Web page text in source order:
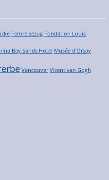
Fernreisezug Fondation Louis
Bay Sands Hotel Musée d'Orsay
Vancouver Vicent van Gogh